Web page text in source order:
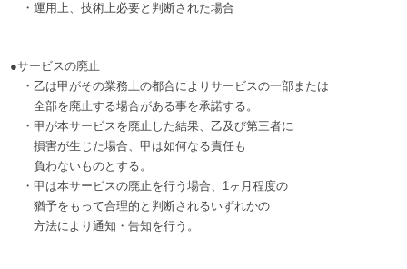
・運用上、技術上必要と判断された場合
●サービスの廃止
・乙は甲がその業務上の都合によりサービスの一部または
全部を廃止する場合がある事を承諾する。
・甲が本サービスを廃止した結果、乙及び第三者に
損害が生じた場合、甲は如何なる責任も
負わないものとする。
・甲は本サービスの廃止を行う場合、1ヶ月程度の
猶予をもって合理的と判断されるいずれかの
方法により通知・告知を行う。